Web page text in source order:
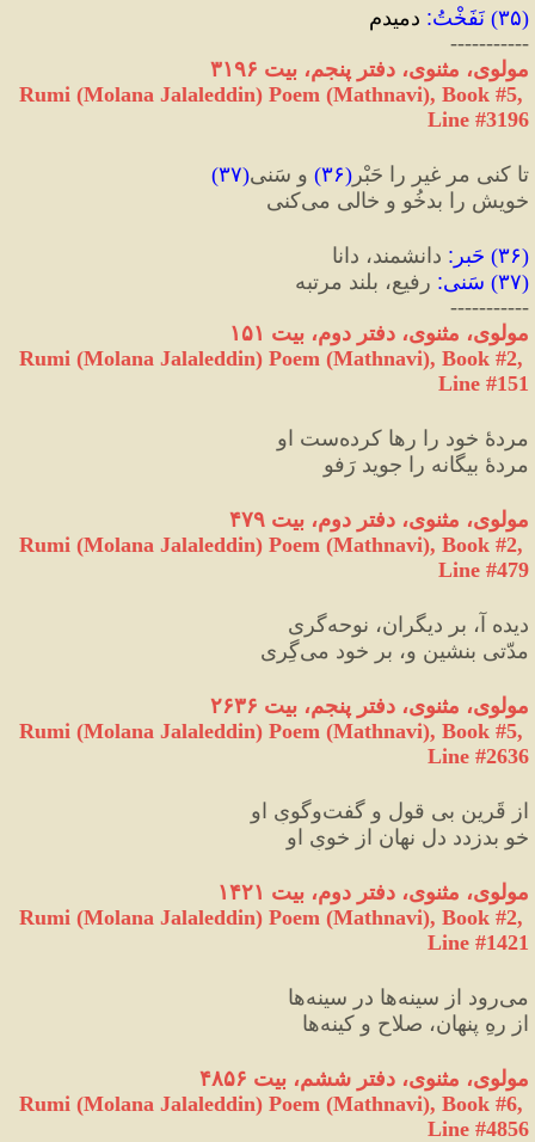
(۳۵) نَفَخْتُ: دمیدم
-----------
مولوی، مثنوی، دفتر پنجم، بیت ۳۱۹۶
Rumi (Molana Jalaleddin) Poem (Mathnavi), Book #5,
Line #3196
تا کنی مر غیر را حَبْر (۳۶) و سَنی(۳۷)
خویش را بدخُو و خالی می‌کنی
(۳۶) حَبر : دانشمند، دانا
(۳۷) سَنی: رفیع، بلند مرتبه
-----------
مولوی، مثنوی، دفتر دوم، بیت ۱۵۱
Rumi (Molana Jalaleddin) Poem (Mathnavi), Book #2,
Line #151
مردهٔ خود را رها کرده‌ست او
مردهٔ بیگانه را جوید رَفو
مولوی، مثنوی، دفتر دوم، بیت ۴۷۹
Rumi (Molana Jalaleddin) Poem (Mathnavi), Book #2,
Line #479
دیده آ، بر دیگران، نوحه‌گری
مدّتی بنشین و، بر خود می‌گِری
مولوی، مثنوی، دفتر پنجم، بیت ۲۶۳۶
Rumi (Molana Jalaleddin) Poem (Mathnavi), Book #5,
Line #2636
از قَرین بی‌ قول و گفت‌وگویِ او
خو بدزدد دل نهان از خویِ او
مولوی، مثنوی، دفتر دوم، بیت ۱۴۲۱
Rumi (Molana Jalaleddin) Poem (Mathnavi), Book #2,
Line #1421
می‌رود از سینه‌ها در سینه‌ها
از رهِ پنهان، صلاح و کینه‌ها
مولوی، مثنوی، دفتر ششم، بیت ۴۸۵۶
Rumi (Molana Jalaleddin) Poem (Mathnavi), Book #6,
Line #4856